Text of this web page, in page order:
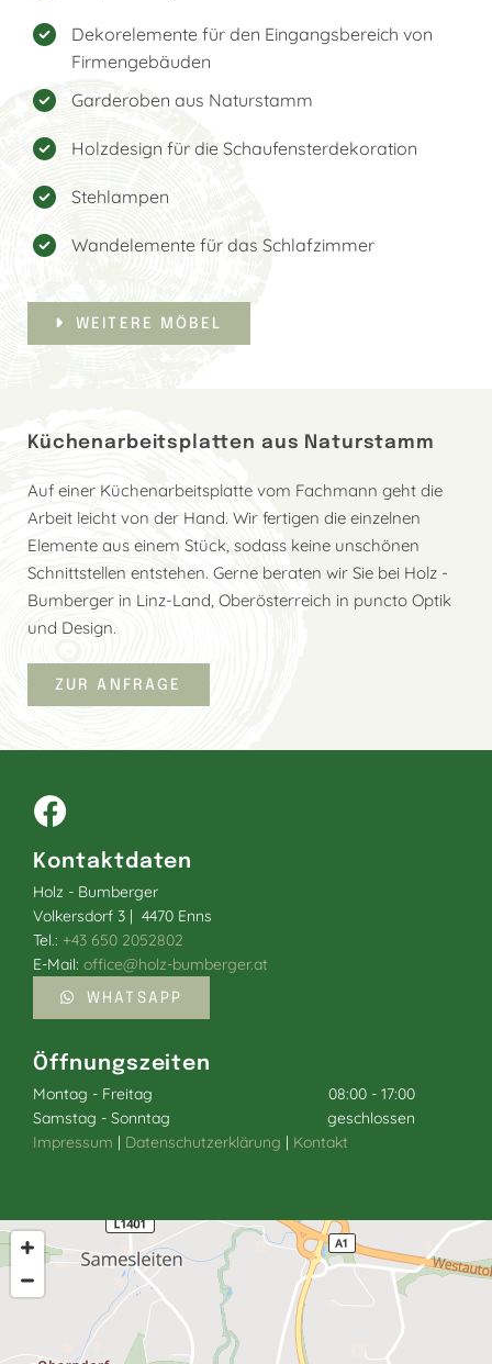
Dekorelemente für den Eingangsbereich von
Firmengebäuden
Garderoben aus Naturstamm
Holzdesign für die Schaufensterdekoration
Stehlampen
Wandelemente für das Schlafzimmer
WEITERE MÖBEL
Küchenarbeitsplatten aus Naturstamm
Auf einer Küchenarbeitsplatte vom Fachmann geht die
Arbeit leicht von der Hand. Wir fertigen die einzelnen
Elemente aus einem Stück, sodass keine unschönen
Schnittstellen entstehen. Gerne beraten wir Sie bei Holz -
Bumberger in Linz-Land, Oberösterreich in puncto Optik
und Design.
ZUR ANFRAGE
Kontaktdaten
Holz - Bumberger
Volkersdorf 3 | 4470 Enns
Tel.: +43 650 2052802
E-Mail: office@holz-bumberger.at
WHATSAPP
Öffnungszeiten
Montag - Freitag
08:00 - 17:00
Samstag - Sonntag
geschlossen
Impressum | Datenschutzerklärung | Kontakt